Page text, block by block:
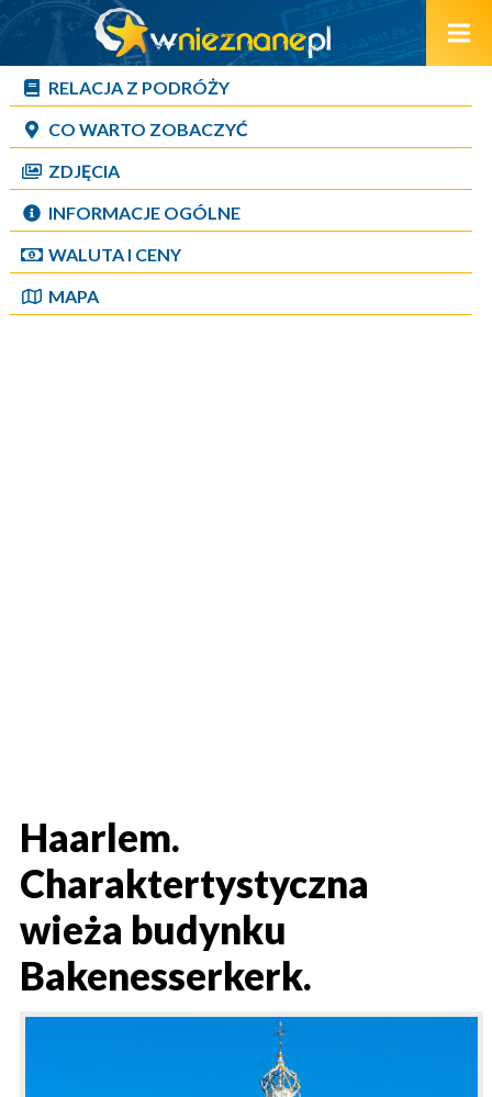
RELACJA Z PODRÓŻY
CO WARTO ZOBACZYĆ
ZDJĘCIA
INFORMACJE OGÓLNE
WALUTA I CENY
MAPA
Haarlem.
Charaktertystyczna
wieża budynku
Bakenesserkerk.